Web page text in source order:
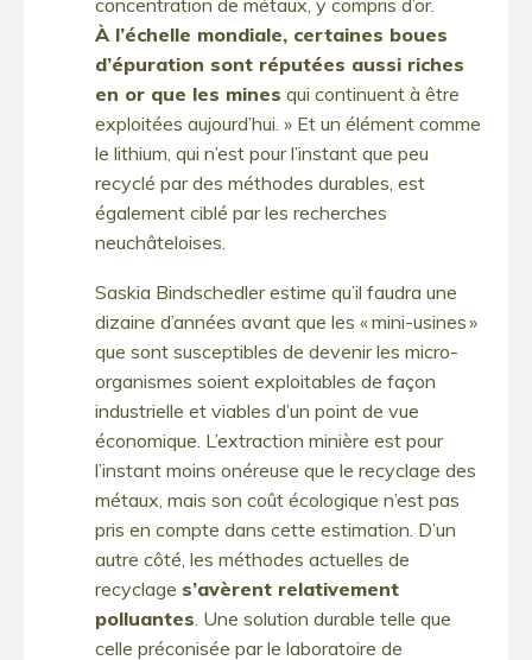
À l’échelle mondiale, certaines boues
d’épuration sont réputées aussi riches
en or que les mines qui continuent à être
exploitées aujourd’hui. » Et un élément comme
le lithium, qui n’est pour l’instant que peu
recyclé par des méthodes durables, est
également ciblé par les recherches
neuchâteloises.
Saskia Bindschedler estime qu’il faudra une
dizaine d’années avant que les « mini-usines »
que sont susceptibles de devenir les micro-
organismes soient exploitables de façon
industrielle et viables d’un point de vue
économique. L’extraction minière est pour
l’instant moins onéreuse que le recyclage des
métaux, mais son coût écologique n’est pas
pris en compte dans cette estimation. D’un
autre côté, les méthodes actuelles de
recyclage s’avèrent relativement
polluantes. Une solution durable telle que
celle préconisée par le laboratoire de